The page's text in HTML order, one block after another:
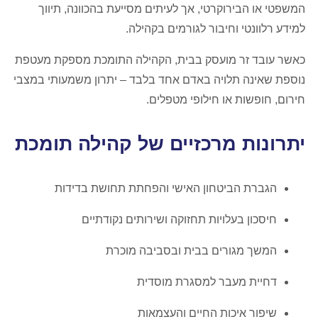
המשפטי או הבירוקרטי, אך לעיתים מסייעת בהכוונה, תיווך
למידע רלוונטי וחיבור לגורמים בקהילה.
כאשר עובד זר מועסק בבית, הקהילה התומכת מספקת מעטפת
נוספת שאינה תלויה באדם אחד בלבד – יתרון משמעותי במצבי
חירום, חופשות או חילופי מטפלים.
יתרונות מרכזיים של קהילה תומכת
הגברת הביטחון האישי והפחתת תחושת בדידות
חיסכון בעלויות תחזוקה ושירותים נקודתיים
המשך מגורים בבית ובסביבה מוכרת
דחיית מעבר למסגרת מוסדית
שיפור איכות החיים והעצמאות